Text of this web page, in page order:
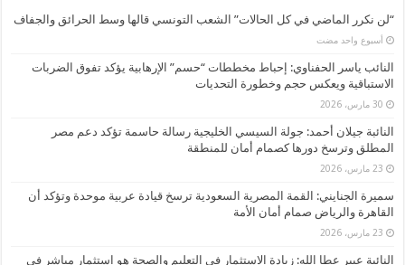
“لن نكرر الماضي في كل الحالات” الشعب التونسي قالها وسط الحرائق والجفاف
‏أسبوع واحد مضت
النائب ياسر الحفناوي: إحباط مخططات “حسم” الإرهابية يؤكد تفوق الضربات
الاستباقية ويعكس حجم وخطورة التحديات
30 مارس، 2026
النائبة جيلان أحمد: جولة السيسي الخليجية رسالة حاسمة تؤكد دعم مصر
المطلق وترسخ دورها كصمام أمان للمنطقة
23 مارس، 2026
سميرة الجنايني: القمة المصرية السعودية ترسخ قيادة عربية موحدة وتؤكد أن
القاهرة والرياض صمام أمان الأمة
23 مارس، 2026
النائبة عبير عطا الله: زيادة الاستثمار في التعليم والصحة هو استثمار مباشر في